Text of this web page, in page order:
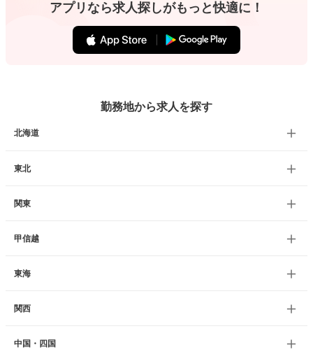
アプリなら求人探しがもっと快適に！
勤務地から求人を探す
北海道
東北
関東
甲信越
東海
関西
中国・四国